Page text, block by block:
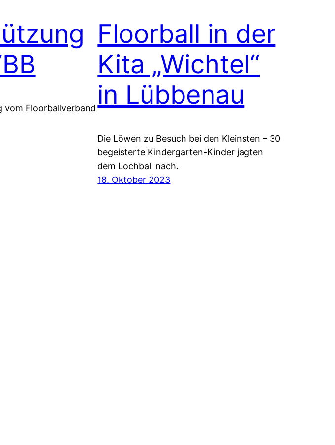
vom Floorballverband
Floorball in der
Kita „Wichtel“
in Lübbenau
Die Löwen zu Besuch bei den Kleinsten – 30
begeisterte Kindergarten-Kinder jagten
dem Lochball nach.
18. Oktober 2023